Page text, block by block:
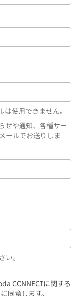
使用できません。
せや通知、各種サー
ールでお送りしま
い。
CONNECTに関する
に同意します。